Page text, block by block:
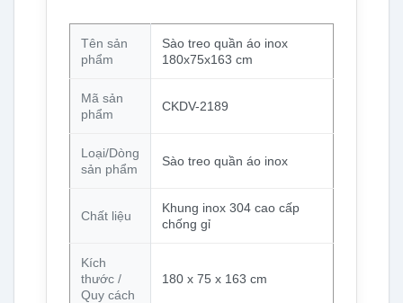
Tên sản
phẩm
Sào treo quần áo inox
180x75x163 cm
Mã sản
phẩm
CKDV-2189
Loại/Dòng
sản phẩm
Sào treo quần áo inox
Chất liệu
Khung inox 304 cao cấp
chống gỉ
Kích
thước /
Quy cách
180 x 75 x 163 cm